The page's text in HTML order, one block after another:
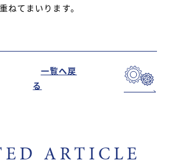
ねてまいります。
一覧へ戻
る
ARTICLE